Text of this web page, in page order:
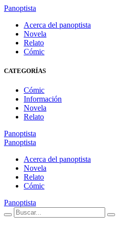
Panoptista
Acerca del panoptista
Novela
Relato
Cómic
CATEGORÍAS
Cómic
Información
Novela
Relato
Panoptista
Panoptista
Acerca del panoptista
Novela
Relato
Cómic
Panoptista